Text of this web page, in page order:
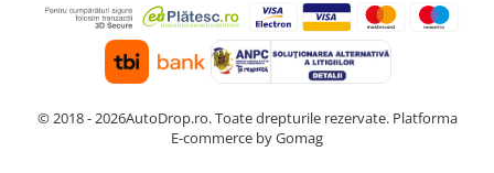
© 2018 - 2026AutoDrop.ro. Toate drepturile rezervate. Platforma
E-commerce by Gomag